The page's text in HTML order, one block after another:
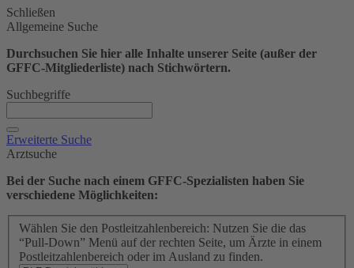
Schließen
Allgemeine Suche
Durchsuchen Sie hier alle Inhalte unserer Seite (außer der
GFFC-Mitgliederliste) nach Stichwörtern.
Suchbegriffe
Erweiterte Suche
Arztsuche
Bei der Suche nach einem GFFC-Spezialisten haben Sie
verschiedene Möglichkeiten:
Wählen Sie den Postleitzahlenbereich: Nutzen Sie die das
“Pull-Down” Menü auf der rechten Seite, um Ärzte in einem
Postleitzahlenbereich oder im Ausland zu finden.